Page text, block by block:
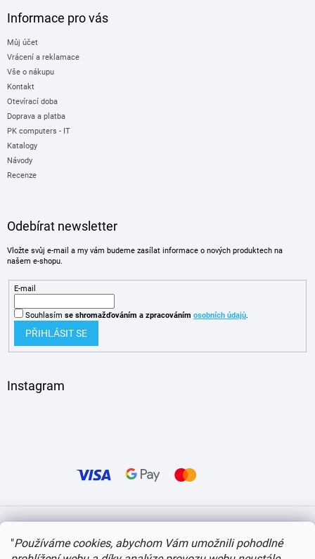
"Používáme cookies, abychom Vám umožnili pohodlné
Informace pro vás
Můj účet
Vrácení a reklamace
Vše o nákupu
Kontakt
Otevírací doba
Doprava a platba
PK computers - IT
Katalogy
Návody
Recenze
Odebírat newsletter
Vložte svůj e-mail a my vám budeme zasílat informace o nových produktech na
našem e-shopu.
E-mail
Souhlasím se shromažďováním a zpracováním osobních údajů.
PŘIHLÁSIT SE
Instagram